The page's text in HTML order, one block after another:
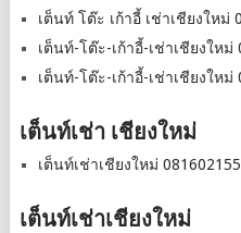
เต็นท์ โต๊ะ เก้าอี้ เช่าเชียงใหม่
เต็นท์-โต๊ะ-เก้าอี้-เช่าเชียงใหม่
เต็นท์-โต๊ะ-เก้าอี้-เช่าเชียงใหม่
เต็นท์เช่า เชียงใหม่
เต็นท์เช่าเชียงใหม่
เต็นท์เช่าเชียงใหม่